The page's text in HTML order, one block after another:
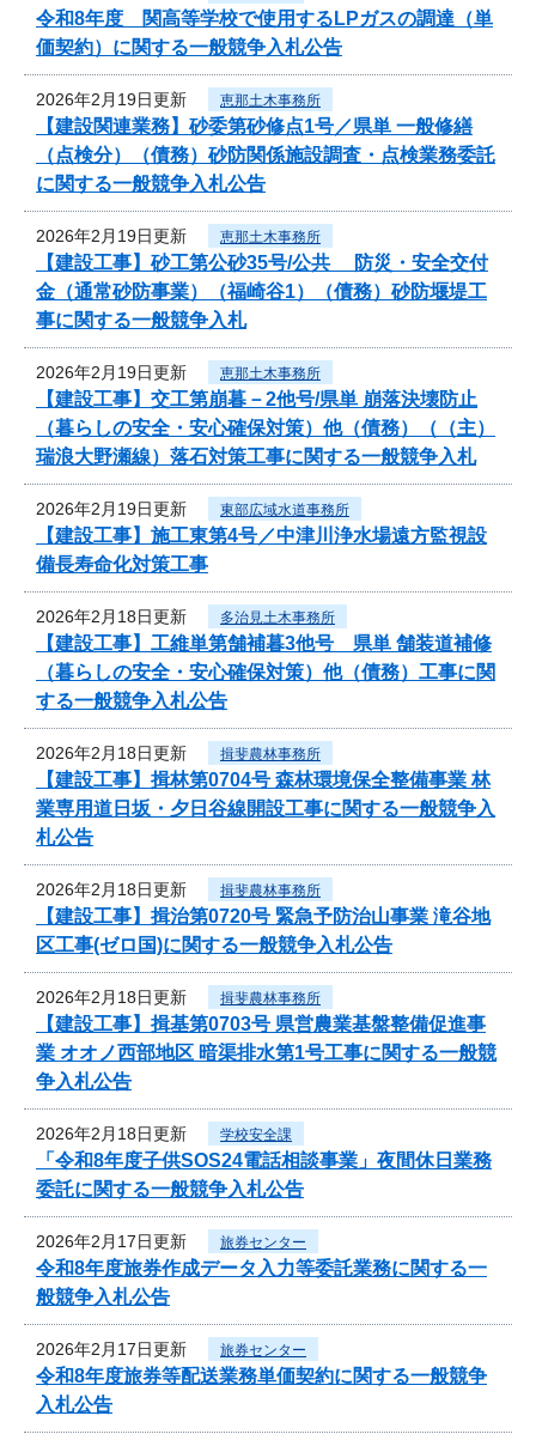
令和8年度 関高等学校で使用するLPガスの調達（単
価契約）に関する一般競争入札公告
2026年2月19日更新 恵那土木事務所
【建設関連業務】砂委第砂修点1号／県単 一般修繕
（点検分）（債務）砂防関係施設調査・点検業務委託
に関する一般競争入札公告
2026年2月19日更新 恵那土木事務所
【建設工事】砂工第公砂35号/公共 防災・安全交付
金（通常砂防事業）（福崎谷1）（債務）砂防堰堤工
事に関する一般競争入札
2026年2月19日更新 恵那土木事務所
【建設工事】交工第崩暮－2他号/県単 崩落決壊防止
（暮らしの安全・安心確保対策）他（債務）（（主）
瑞浪大野瀬線）落石対策工事に関する一般競争入札
2026年2月19日更新 東部広域水道事務所
【建設工事】施工東第4号／中津川浄水場遠方監視設
備長寿命化対策工事
2026年2月18日更新 多治見土木事務所
【建設工事】工維単第舗補暮3他号 県単 舗装道補修
（暮らしの安全・安心確保対策）他（債務）工事に関
する一般競争入札公告
2026年2月18日更新 揖斐農林事務所
【建設工事】揖林第0704号 森林環境保全整備事業 林
業専用道日坂・夕日谷線開設工事に関する一般競争入
札公告
2026年2月18日更新 揖斐農林事務所
【建設工事】揖治第0720号 緊急予防治山事業 滝谷地
区工事(ゼロ国)に関する一般競争入札公告
2026年2月18日更新 揖斐農林事務所
【建設工事】揖基第0703号 県営農業基盤整備促進事
業 オオノ西部地区 暗渠排水第1号工事に関する一般競
争入札公告
2026年2月18日更新 学校安全課
「令和8年度子供SOS24電話相談事業」夜間休日業務
委託に関する一般競争入札公告
2026年2月17日更新 旅券センター
令和8年度旅券作成データ入力等委託業務に関する一
般競争入札公告
2026年2月17日更新 旅券センター
令和8年度旅券等配送業務単価契約に関する一般競争
入札公告